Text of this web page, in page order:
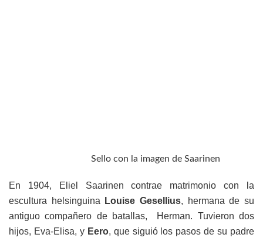
Sello con la imagen de Saarinen
En 1904, Eliel Saarinen contrae matrimonio con la
escultura helsinguina
Louise Gesellius, hermana de su
antiguo compañero de batallas, Herman. Tuvieron dos
hijos, Eva-Elisa, y Eero, que siguió los pasos de su padre